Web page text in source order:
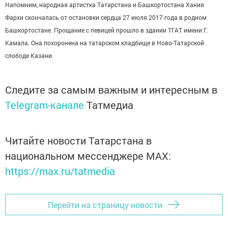
Напомним, народная артистка Татарстана и Башкортостана Хания
Фархи скончалась от остановки сердца 27 июля 2017 года в родном
Башкортостане. Прощание с певицей прошло в здании ТГАТ имени Г.
Камала. Она похоронена на татарском кладбище в Ново-Татарской
слободе Казани.
Следите за самым важным и интересным в
Telegram-канале Татмедиа
Читайте новости Татарстана в
национальном мессенджере MАХ:
https://max.ru/tatmedia
Перейти на страницу новости